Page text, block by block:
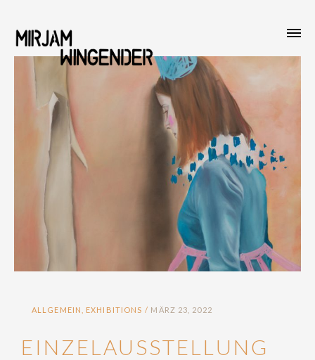
ALLGEMEIN EXHIBITIONS MÄRZ 23, 2022
EINZELAUSSTELLUNG